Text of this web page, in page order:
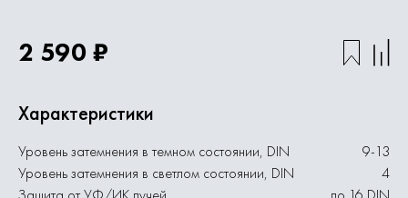
2 590 ₽
Характеристики
Уровень затемнения в темном состоянии, DIN
9-13
Уровень затемнения в светлом состоянии, DIN
4